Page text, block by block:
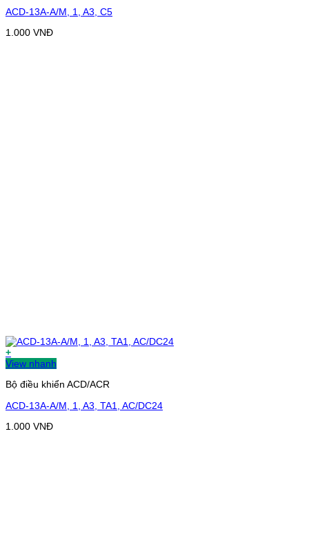
ACD-13A-A/M, 1, A3, C5
1.000 VNĐ
+
View nhanh
Bộ điều khiển ACD/ACR
ACD-13A-A/M, 1, A3, TA1, AC/DC24
1.000 VNĐ